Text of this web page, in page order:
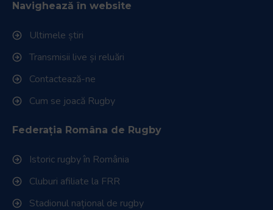
Navighează în website
Ultimele știri
Transmisii live și reluări
Contactează-ne
Cum se joacă Rugby
Federația Româna de Rugby
Istoric rugby în România
Cluburi afiliate la FRR
Stadionul național de rugby